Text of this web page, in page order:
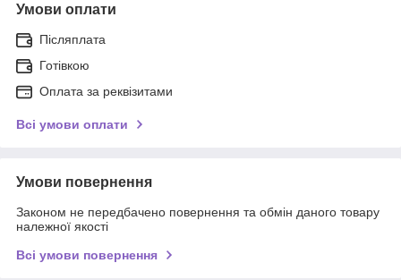
Умови оплати
Післяплата
Готівкою
Оплата за реквізитами
Всі умови оплати
Умови повернення
Законом не передбачено повернення та обмін даного товару
належної якості
Всі умови повернення